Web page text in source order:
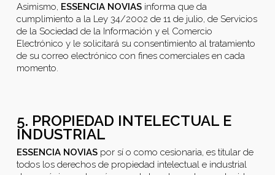
Asimismo, ESSENCIA NOVIASinforma que da
cumplimiento a la Ley 34/2002 de 11 de julio, de Servicios
de la Sociedad de la Información y el Comercio
Electrónico y le solicitará su consentimiento al tratamiento
de su correo electrónico con fines comerciales en cada
momento.
5. PROPIEDAD INTELECTUAL E
INDUSTRIAL
ESSENCIA NOVIASpor sí o como cesionaria, es titular de
todos los derechos de propiedad intelectual e industrial